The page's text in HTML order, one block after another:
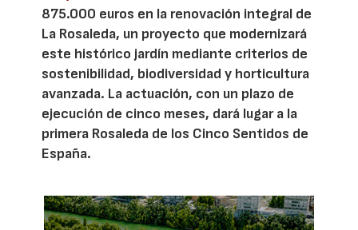
875.000 euros en la renovación integral de
La Rosaleda, un proyecto que modernizará
este histórico jardín mediante criterios de
sostenibilidad, biodiversidad y horticultura
avanzada. La actuación, con un plazo de
ejecución de cinco meses, dará lugar a la
primera Rosaleda de los Cinco Sentidos de
España.